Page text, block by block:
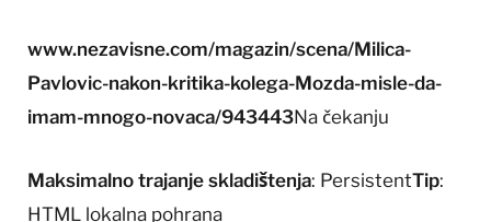
www.nezavisne.com/magazin/scena/Milica-
Pavlovic-nakon-kritika-kolega-Mozda-misle-da-
imam-mnogo-novaca/943443Na čekanju
Maksimalno trajanje skladištenja: PersistentTip:
HTML lokalna pohrana